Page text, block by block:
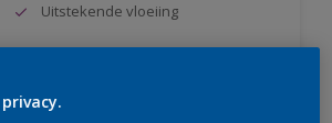
Uitstekende vloeiing